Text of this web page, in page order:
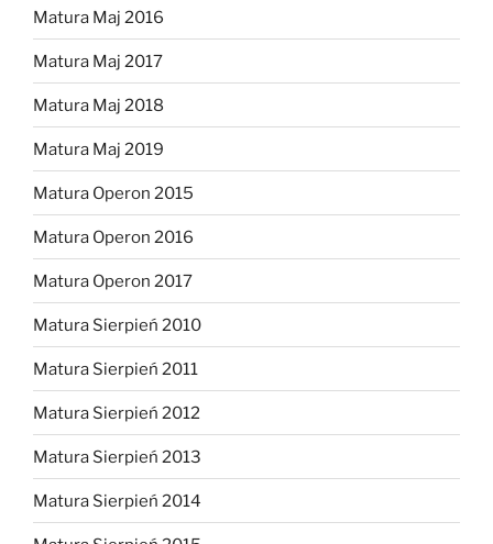
Matura Maj 2016
Matura Maj 2017
Matura Maj 2018
Matura Maj 2019
Matura Operon 2015
Matura Operon 2016
Matura Operon 2017
Matura Sierpień 2010
Matura Sierpień 2011
Matura Sierpień 2012
Matura Sierpień 2013
Matura Sierpień 2014